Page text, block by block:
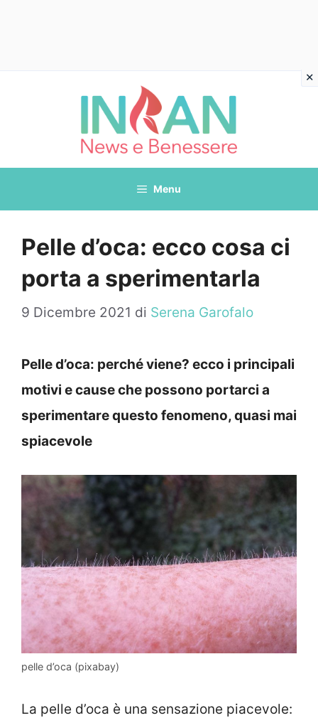
Menu
Pelle d’oca: ecco cosa ci
porta a sperimentarla
9 Dicembre 2021 di Serena Garofalo
Pelle d’oca: perché viene? ecco i principali
motivi e cause che possono portarci a
sperimentare questo fenomeno, quasi mai
spiacevole
pelle d’oca (pixabay)
La pelle d’oca è una sensazione piacevole: